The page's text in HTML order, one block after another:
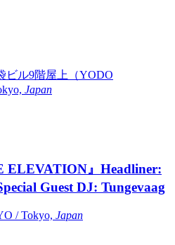
ビル9階屋上（YODO
Japan
ELEVATION』Headliner:
Guest DJ: Tungevaag
/ Tokyo, Japan